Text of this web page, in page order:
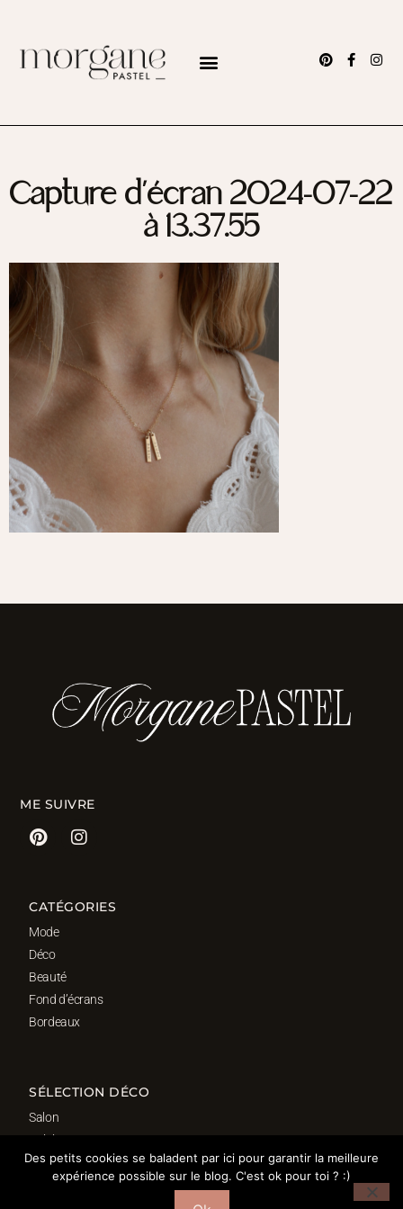
Capture d’écran 2024-07-22
à 13.37.55
ME SUIVRE
CATÉGORIES
Mode
Déco
Beauté
Fond d’écrans
Bordeaux
SÉLECTION DÉCO
Salon
Cuisine
Salle de bain
Chambre
Des petits cookies se baladent par ici pour garantir la meilleure
expérience possible sur le blog. C'est ok pour toi ? :)